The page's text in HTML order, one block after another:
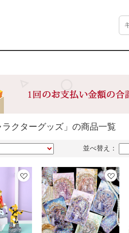
ラクターグッズ」の商品一覧
並べ替え：